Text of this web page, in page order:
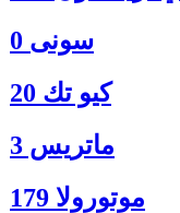
سونی 0
كيو تك 20
ماتريس 3
موتورولا 179